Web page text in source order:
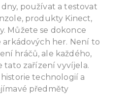
používat a testovat
produkty Kinect,
Můžete se dokonce
her. Není to
hráčů, ale každého,
tato zařízení vyvíjela.
technologií a
předměty